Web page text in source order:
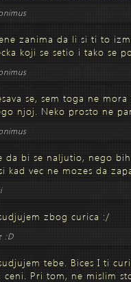
zanima da li si ti to
koji se setio i tako se
se, sem toga ne
njoj. Neko prosto ne
da bi se naljutio, nego
kad vec ne mozes da
zbog curica :/
:D
tebe. Bices I ti
ceni. Pri tom, ne mislim